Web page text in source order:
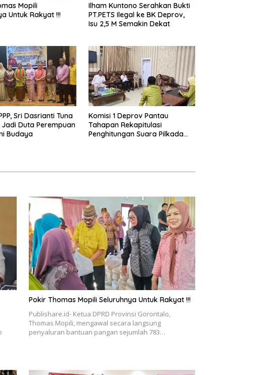
Mopili
Untuk Rakyat !!!
Ilham Kuntono Serahkan Bukti
PT.PETS Ilegal ke BK Deprov,
Isu 2,5 M Semakin Dekat
Sri Dasrianti Tuna
Duta Perempuan
Budaya
Komisi 1 Deprov Pantau
Tahapan Rekapitulasi
Penghitungan Suara Pilkada
Pokir Thomas Mopili Seluruhnya Untuk Rakyat !!!
Publishare.id- Ketua DPRD Provinsi Gorontalo,
Thomas Mopili, mengawal secara langsung
penyaluran bantuan pangan sejumlah 783…